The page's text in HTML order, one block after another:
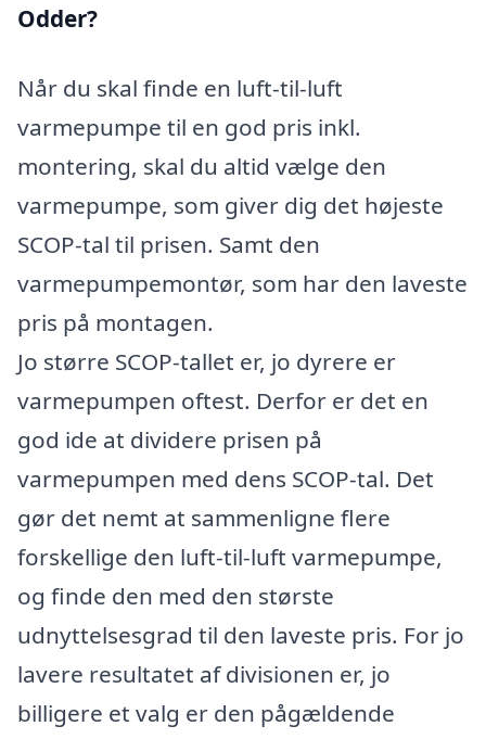
Odder?
Når du skal finde en luft-til-luft
varmepumpe til en god pris inkl.
montering, skal du altid vælge den
varmepumpe, som giver dig det højeste
SCOP-tal til prisen. Samt den
varmepumpemontør, som har den laveste
pris på montagen.
Jo større SCOP-tallet er, jo dyrere er
varmepumpen oftest. Derfor er det en
god ide at dividere prisen på
varmepumpen med dens SCOP-tal. Det
gør det nemt at sammenligne flere
forskellige den luft-til-luft varmepumpe,
og finde den med den største
udnyttelsesgrad til den laveste pris. For jo
lavere resultatet af divisionen er, jo
billigere et valg er den pågældende